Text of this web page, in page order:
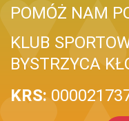
POMÓŻ NAM
KLUB
BYSTRZYCA
KRS: